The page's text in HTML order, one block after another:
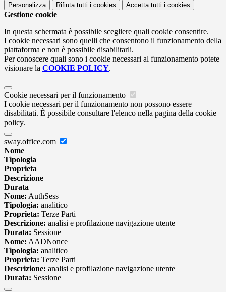
Personalizza Rifiuta tutti i cookies Accetta tutti i cookies
Gestione cookie
In questa schermata è possibile scegliere quali cookie consentire.
I cookie necessari sono quelli che consentono il funzionamento della
piattaforma e non è possibile disabilitarli.
Per conoscere quali sono i cookie necessari al funzionamento potete
visionare la COOKIE POLICY.
Cookie necessari per il funzionamento
I cookie necessari per il funzionamento non possono essere
disabilitati. È possibile consultare l'elenco nella pagina della cookie
policy.
sway.office.com
Nome
Tipologia
Proprieta
Descrizione
Durata
Nome: AuthSess
Tipologia: analitico
Proprieta: Terze Parti
Descrizione: analisi e profilazione navigazione utente
Durata: Sessione
Nome: AADNonce
Tipologia: analitico
Proprieta: Terze Parti
Descrizione: analisi e profilazione navigazione utente
Durata: Sessione